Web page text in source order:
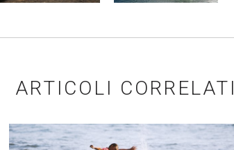
ARTICOLI CORRELATI